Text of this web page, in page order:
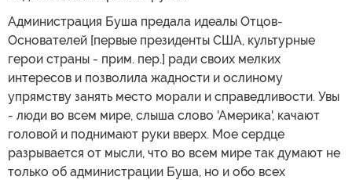
Администрация Буша предала идеалы Отцов-
Основателей [первые президенты США, культурные
герои страны - прим. пер.] ради своих мелких
интересов и позволила жадности и ослиному
упрямству занять место морали и справедливости. Увы
- люди во всем мире, слыша слово 'Америка', качают
головой и поднимают руки вверх. Мое сердце
разрывается от мысли, что во всем мире так думают не
только об администрации Буша, но и обо всех